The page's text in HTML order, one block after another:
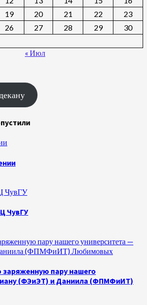
19 20 21 22
23
26 27 28 29
30
« Июл
ЧувГУ
ЧувГУ
пару нашего университета —
(ФПМФиИТ) Любимовых
заряженную пару нашего
(ФЭиЭТ) и Даниила (ФПМФиИТ)